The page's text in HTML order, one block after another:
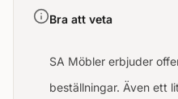
Bra att veta
SA Möbler erbjuder
beställningar. Även ett